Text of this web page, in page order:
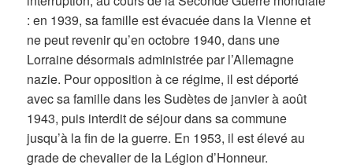
: en 1939, sa famille est évacuée dans la Vienne et
ne peut revenir qu’en octobre 1940, dans une
Lorraine désormais administrée par l’Allemagne
nazie. Pour opposition à ce régime, il est déporté
avec sa famille dans les Sudètes de janvier à août
1943, puis interdit de séjour dans sa commune
jusqu’à la fin de la guerre. En 1953, il est élevé au
grade de chevalier de la Légion d’Honneur.